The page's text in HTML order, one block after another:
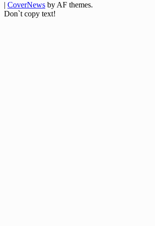
| CoverNews by AF themes.
Don`t copy text!